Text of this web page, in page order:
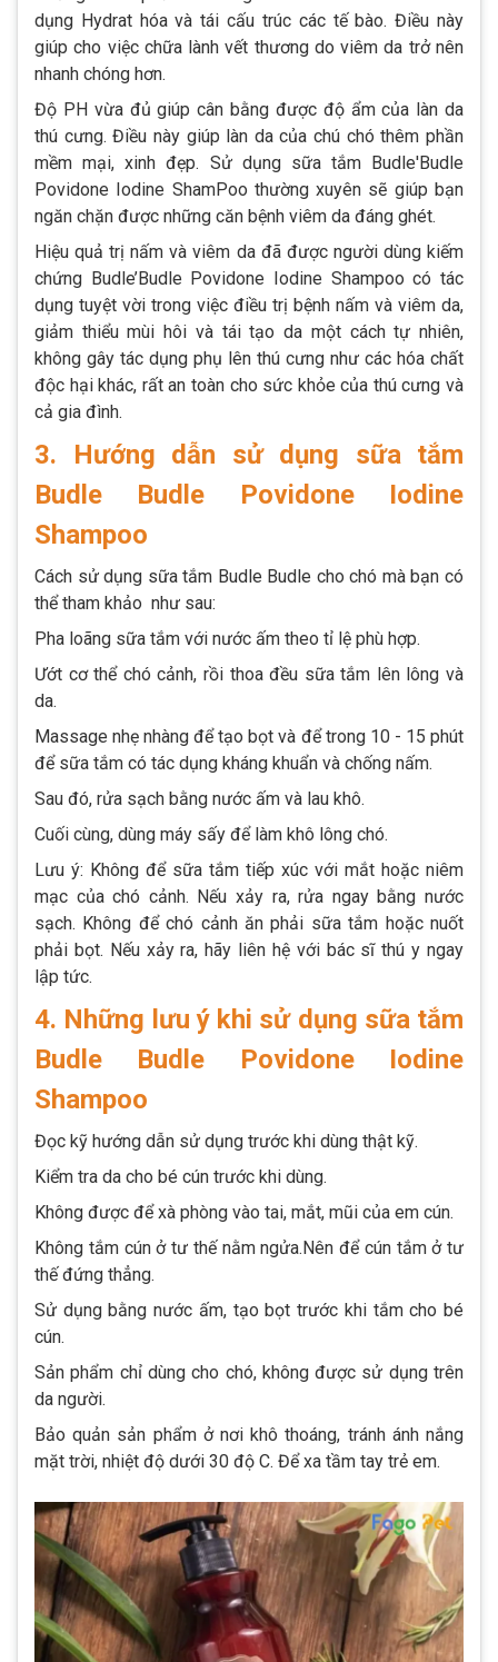
dụng Hydrat hóa và tái cấu trúc các tế bào. Điều này
giúp cho việc chữa lành vết thương do viêm da trở nên
nhanh chóng hơn.
Độ PH vừa đủ giúp cân bằng được độ ẩm của làn da
thú cưng. Điều này giúp làn da của chú chó thêm phần
mềm mại, xinh đẹp. Sử dụng sữa tắm Budle'Budle
Povidone Iodine ShamPoo thường xuyên sẽ giúp bạn
ngăn chặn được những căn bệnh viêm da đáng ghét.
Hiệu quả trị nấm và viêm da đã được người dùng kiếm
chứng Budle’Budle Povidone Iodine Shampoo có tác
dụng tuyệt vời trong việc điều trị bệnh nấm và viêm da,
giảm thiểu mùi hôi và tái tạo da một cách tự nhiên,
không gây tác dụng phụ lên thú cưng như các hóa chất
độc hại khác, rất an toàn cho sức khỏe của thú cưng và
cả gia đình.
3. Hướng dẫn sử dụng sữa tắm
Budle Budle Povidone Iodine
Shampoo
Cách sử dụng sữa tắm Budle Budle cho chó mà bạn có
thể tham khảo như sau:
Pha loãng sữa tắm với nước ấm theo tỉ lệ phù hợp.
Ướt cơ thể chó cảnh, rồi thoa đều sữa tắm lên lông và
da.
Massage nhẹ nhàng để tạo bọt và để trong 10 - 15 phút
để sữa tắm có tác dụng kháng khuẩn và chống nấm.
Sau đó, rửa sạch bằng nước ấm và lau khô.
Cuối cùng, dùng máy sấy để làm khô lông chó.
Lưu ý: Không để sữa tắm tiếp xúc với mắt hoặc niêm
mạc của chó cảnh. Nếu xảy ra, rửa ngay bằng nước
sạch. Không để chó cảnh ăn phải sữa tắm hoặc nuốt
phải bọt. Nếu xảy ra, hãy liên hệ với bác sĩ thú y ngay
lập tức.
4. Những lưu ý khi sử dụng sữa tắm
Budle Budle Povidone Iodine
Shampoo
Đọc kỹ hướng dẫn sử dụng trước khi dùng thật kỹ.
Kiểm tra da cho bé cún trước khi dùng.
Không được để xà phòng vào tai, mắt, mũi của em cún.
Không tắm cún ở tư thế nằm ngửa.Nên để cún tắm ở tư
thế đứng thẳng.
Sử dụng bằng nước ấm, tạo bọt trước khi tắm cho bé
cún.
Sản phẩm chỉ dùng cho chó, không được sử dụng trên
da người.
Bảo quản sản phẩm ở nơi khô thoáng, tránh ánh nắng
mặt trời, nhiệt độ dưới 30 độ C. Để xa tầm tay trẻ em.